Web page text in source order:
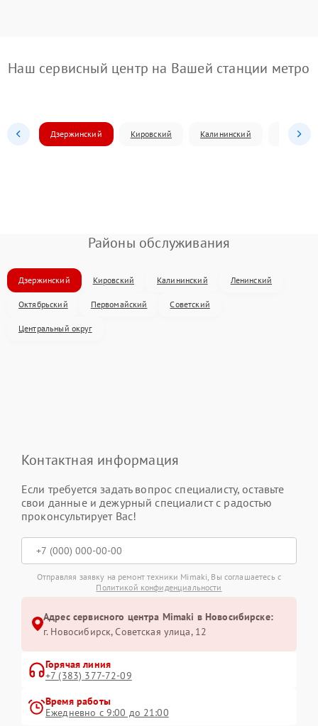
Наш сервисный центр на Вашей станции метро
Дзержинский Кировский Калининский
Районы обслуживания
Дзержинский Кировский Калининский Ленинский
Октябрьский Первомайский Советский
Центральный округ
Контактная информация
Если требуется задать вопрос специалисту, оставьте
свои данные и дежурный специалист с радостью
проконсультирует Вас!
Отправляя заявку на ремонт техники Mimaki, Вы соглашаетесь с
Политикой конфиденциальности
Адрес сервисного центра Mimaki в Новосибирске:
г. Новосибирск, Советская улица, 12
Горячая линия
+7 (383) 377-72-09
Время работы
Ежедневно с 9:00 до 21:00